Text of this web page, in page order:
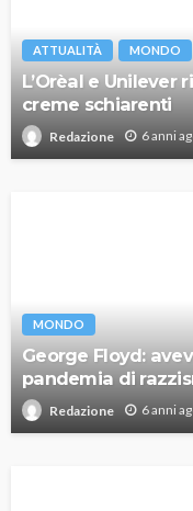
ATTUALITÀ MONDO
L’Orèal e
creme schiarenti
Redazione 6 anni
MONDO
George Floyd:
pandemia di
Redazione 6 anni